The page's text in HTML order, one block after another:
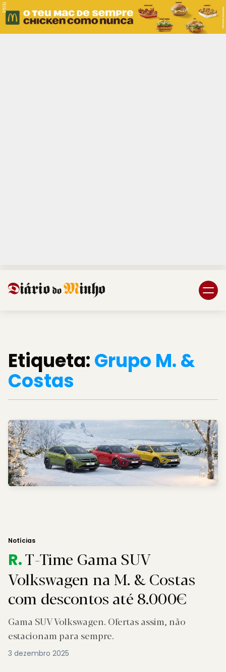
PUB.
Etiqueta:Grupo M. &
Costas
Notícias
R.T-Time Gama SUV
Volkswagen na M. & Costas
com descontos até 8.000€
Gama SUV Volkswagen. Ofertas assim, não
estacionam para sempre.
3 dezembro 2025